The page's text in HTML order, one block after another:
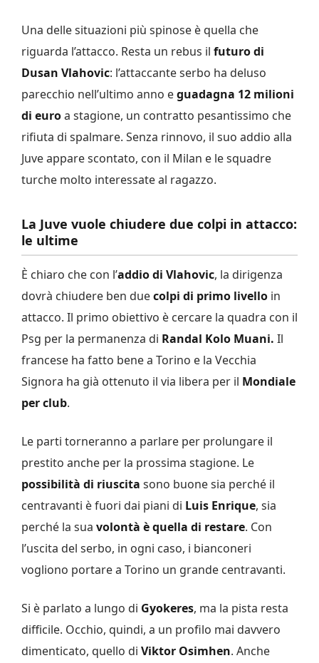
Una delle situazioni più spinose è quella che
riguarda l’attacco. Resta un rebus il futuro di
Dusan Vlahovic: l’attaccante serbo ha deluso
parecchio nell’ultimo anno eguadagna 12 milioni
di euroa stagione, un contratto pesantissimo che
rifiuta di spalmare. Senza rinnovo, il suo addio alla
Juve appare scontato, con il Milan e le squadre
turche molto interessate al ragazzo.
La Juve vuole chiudere due colpi in attacco:
le ultime
È chiaro che con l’addio di Vlahovic, la dirigenza
dovrà chiudere ben duecolpi di primo livello in
attacco. Il primo obiettivo è cercare la quadra con il
Psg per la permanenza di Randal Kolo Muani. Il
francese ha fatto bene a Torino e la Vecchia
Signora ha già ottenuto il via libera per il Mondiale
per club.
Le parti torneranno a parlare per prolungare il
prestito anche per la prossima stagione. Le
possibilità di riuscita sono buone sia perché il
centravanti è fuori dai piani di Luis Enrique, sia
perché la sua volontà è quella di restare. Con
l’uscita del serbo, in ogni caso, i bianconeri
vogliono portare a Torino un grande centravanti.
Si è parlato a lungo di Gyokeres, ma la pista resta
difficile. Occhio, quindi, a un profilo mai davvero
dimenticato, quello di Viktor Osimhen. Anche